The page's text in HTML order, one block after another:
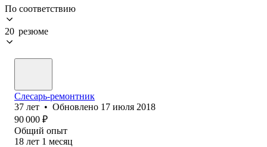
По соответствию
20 резюме
Слесарь-ремонтник
37 лет • Обновлено 17 июля 2018
90 000 ₽
Общий опыт
18 лет 1 месяц